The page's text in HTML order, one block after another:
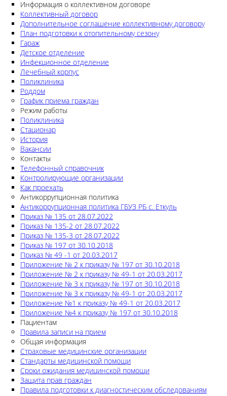
Информация о коллективном договоре
Коллективный договор
Дополнительное соглашение коллективному договору
План подготовки к отопительному сезону
Гараж
Детское отделение
Инфекционное отделение
Лечебный корпус
Поликлиника
Роддом
График приема граждан
Режим работы
Поликлиника
Стационар
История
Вакансии
Контакты
Телефонный справочник
Контролирующие организации
Как проехать
Антикоррупционная политика
Антикоррупционная политика ГБУЗ РБ с. Еткуль
Приказ № 135 от 28.07.2022
Приказ № 135-2 от 28.07.2022
Приказ № 135-3 от 28.07.2022
Приказ № 197 от 30.10.2018
Приказ № 49 -1 от 20.03.2017
Приложение № 2 к приказу № 197 от 30.10.2018
Приложение № 2 к приказу № 49-1 от 20.03.2017
Приложение № 3 к приказу № 197 от 30.10.2018
Приложение № 3 к приказу № 49-1 от 20.03.2017
Приложение №1 к приказу № 49-1 от 20.03.2017
Приложение №4 к приказу № 197 от 30.10.2018
Пациентам
Правила записи на прием
Общая информация
Страховые медицинские организации
Стандарты медицинской помощи
Сроки ожидания медицинской помощи
Защита прав граждан
Правила подготовки к диагностическим обследованиям